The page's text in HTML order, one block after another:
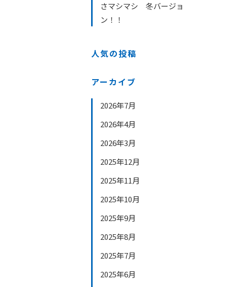
さマシマシ 冬バージョ
ン！！
人気の投稿
アーカイブ
2026年7月
2026年4月
2026年3月
2025年12月
2025年11月
2025年10月
2025年9月
2025年8月
2025年7月
2025年6月